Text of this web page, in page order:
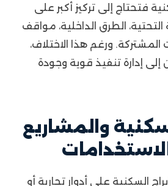
فتحتاج إلى تركيز أكبر على
التحتية، الطرق الداخلية، مواقف
المشتركة. ورغم هذا الاختلاف،
إلى إدارة تنفيذ قوية وجودة
والمشاريع
السكنية على أدوار تجارية أو